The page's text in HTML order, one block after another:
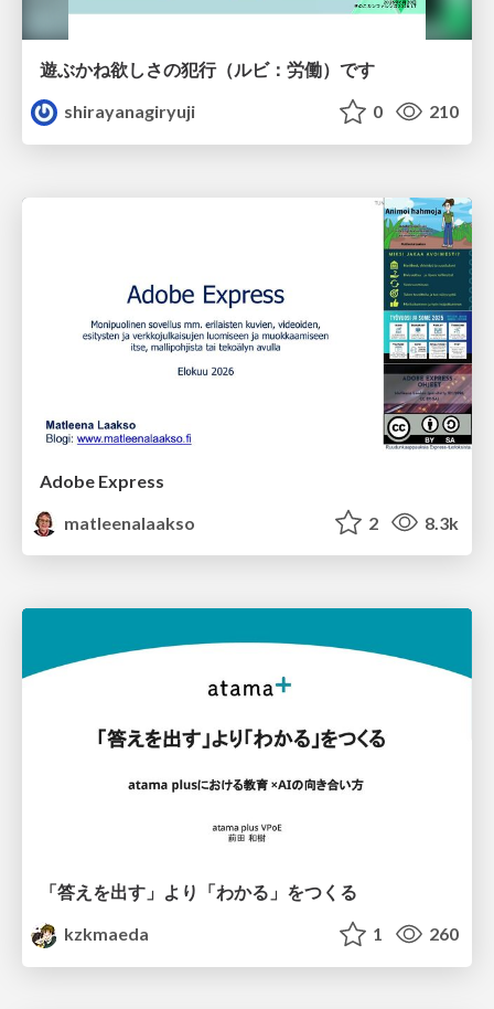
遊ぶかね欲しさの犯行（ルビ：労働）です
shirayanagiryuji
0 210
Adobe Express
matleenalaakso
2 8.3k
「答えを出す」より「わかる」をつくる
kzkmaeda
1 260